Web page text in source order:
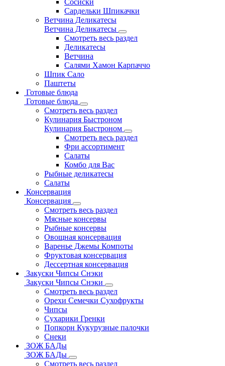
Сосиски
Сардельки Шпикачки
Ветчина Деликатесы
Ветчина Деликатесы
Смотреть весь раздел
Деликатесы
Ветчина
Салями Хамон Карпаччо
Шпик Сало
Паштеты
Готовые блюда
Готовые блюда
Смотреть весь раздел
Кулинария Быстроном
Кулинария Быстроном
Смотреть весь раздел
Фри ассортимент
Салаты
Комбо для Вас
Рыбные деликатесы
Салаты
Консервация
Консервация
Смотреть весь раздел
Мясные консервы
Рыбные консервы
Овощная консервация
Варенье Джемы Компоты
Фруктовая консервация
Дессертная консервация
Закуски Чипсы Снэки
Закуски Чипсы Снэки
Смотреть весь раздел
Орехи Семечки Сухофрукты
Чипсы
Сухарики Гренки
Попкорн Кукурузные палочки
Снеки
ЗОЖ БАДы
ЗОЖ БАДы
Смотреть весь раздел